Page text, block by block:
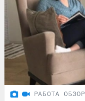
РАБОТА ОБЗОР